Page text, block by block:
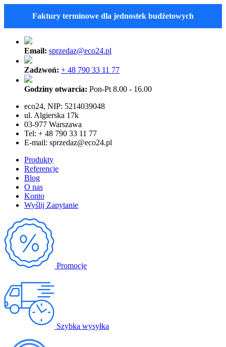
Faktury terminowe dla jednostek budżetowych
Email: sprzedaz@eco24.pl
Zadzwoń: + 48 790 33 11 77
Godziny otwarcia: Pon-Pt 8.00 - 16.00
eco24, NIP: 5214039048
ul. Algierska 17k
03-977 Warszawa
Tel: + 48 790 33 11 77
E-mail: sprzedaz@eco24.pl
Produkty
Referencje
Blog
O nas
Konto
Wyślij Zapytanie
Promocje
Szybka wysyłka